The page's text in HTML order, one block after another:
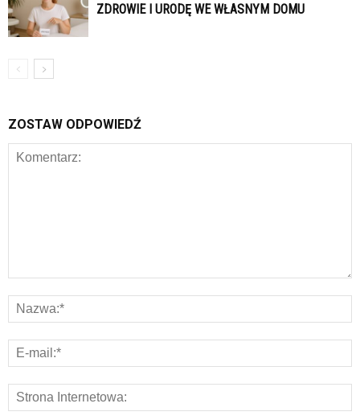
ZDROWIE I URODĘ WE WŁASNYM DOMU
ZOSTAW ODPOWIEDŹ